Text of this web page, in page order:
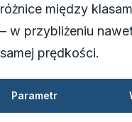
różnice między
– w przybliżeniu
samej prędkości.
Parametr